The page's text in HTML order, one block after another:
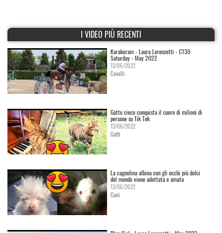
I VIDEO PIÙ RECENTI
Karakoram - Laura Lorenzetti - C130
Saturday - May 2022
13/06/2022
Cavalli
Gatto cieco conquista il cuore di milioni di
persone su Tik Tok
13/06/2022
Gatti
La cagnolina albina con gli occhi più dolci
del mondo viene adottata e amata
13/06/2022
Cani